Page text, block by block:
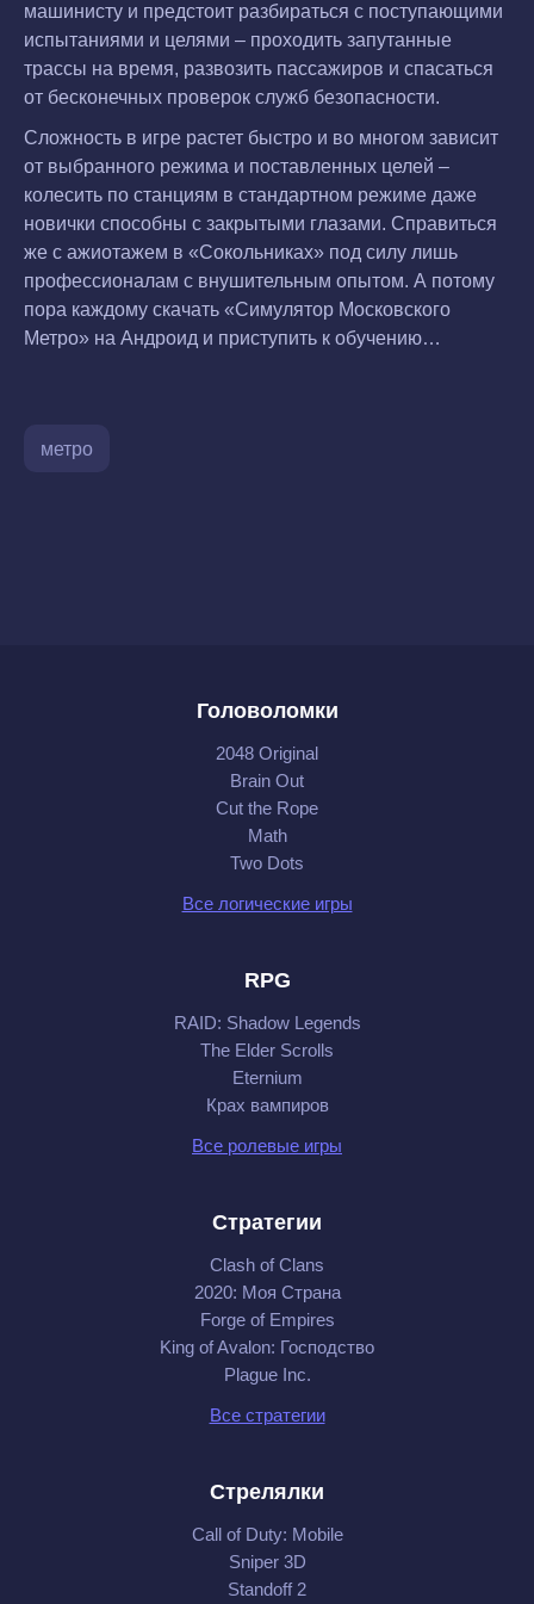
машинисту и предстоит разбираться с поступающими
испытаниями и целями – проходить запутанные
трассы на время, развозить пассажиров и спасаться
от бесконечных проверок служб безопасности.
Сложность в игре растет быстро и во многом зависит
от выбранного режима и поставленных целей –
колесить по станциям в стандартном режиме даже
новички способны с закрытыми глазами. Справиться
же с ажиотажем в «Сокольниках» под силу лишь
профессионалам с внушительным опытом. А потому
пора каждому скачать «Симулятор Московского
Метро» на Андроид и приступить к обучению…
метро
Головоломки
2048 Original
Brain Out
Cut the Rope
Math
Two Dots
Все логические игры
RPG
RAID: Shadow Legends
The Elder Scrolls
Eternium
Крах вампиров
Все ролевые игры
Стратегии
Clash of Clans
2020: Моя Cтрана
Forge of Empires
King of Avalon: Господство
Plague Inc.
Все стратегии
Стрелялки
Call of Duty: Mobile
Sniper 3D
Standoff 2